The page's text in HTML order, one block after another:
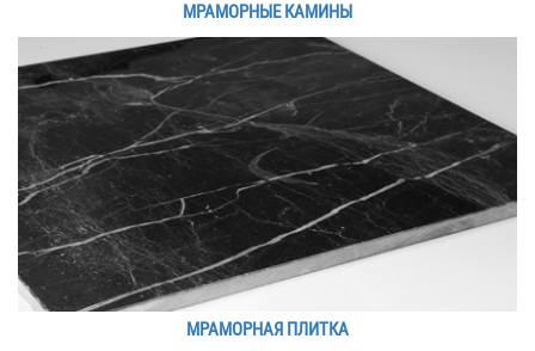
МРАМОРНЫЕ КАМИНЫ
МРАМОРНАЯ ПЛИТКА